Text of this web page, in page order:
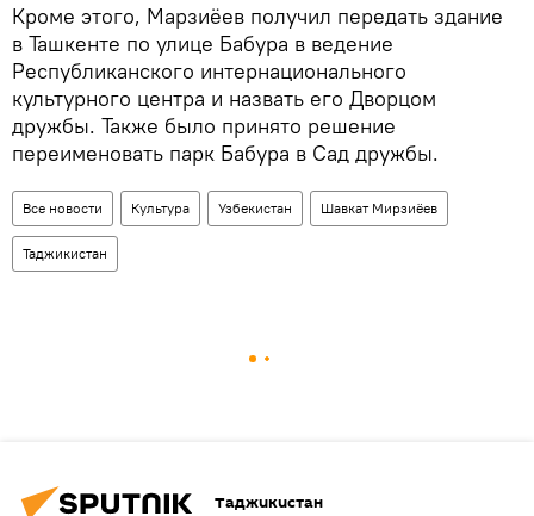
Кроме этого, Марзиёев получил передать здание
в Ташкенте по улице Бабура в ведение
Республиканского интернационального
культурного центра и назвать его Дворцом
дружбы. Также было принято решение
переименовать парк Бабура в Сад дружбы.
Все новости Культура Узбекистан Шавкат Мирзиёев
Таджикистан
Таджикистан